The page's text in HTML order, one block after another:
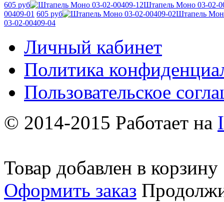
605 руб
Штапель Моно 03-02-
00409-01 605 руб
Штапель
03-02-00409-04
Личный кабинет
Политика
Пользовательское
© 2014-2015 Работает на
Товар добавлен в корзину
Оформить заказ